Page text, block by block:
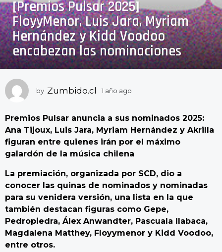
a
ñ
o
a
g
o
a
ñ
a
g
o
[Premios Pulsar 2025]
FloyyMenor, Luis Jara, Myriam
Hernández y Kidd Voodoo
encabezan las nominaciones
by Zumbido.cl 1 año ago
o
a
Premios Pulsar anuncia a sus nominados 2025:
Ana Tijoux, Luis Jara, Myriam Hernández y Akrilla
figuran entre quienes irán por el máximo
galardón de la música chilena
La premiación, organizada por SCD, dio a
conocer las quinas de nominados y nominadas
para su venidera versión, una lista en la que
también destacan figuras como Gepe,
Pedropiedra, Álex Anwandter, Pascuala Ilabaca,
Magdalena Matthey, Floyymenor y Kidd Voodoo,
entre otros.